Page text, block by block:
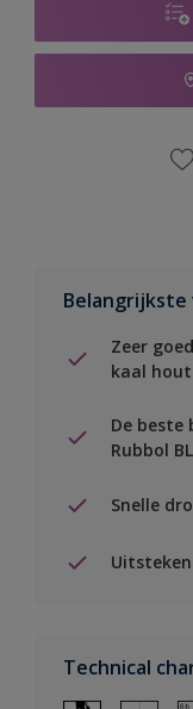
Belangrijkste
Zeer
kaal
De beste
Rubbol
Snelle
Technical